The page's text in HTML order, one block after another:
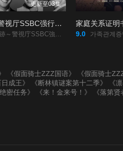
更新至03集
大追踪〜警视厅SSBC强行犯系〜第二季
警視庁SSBC強行犯係～/2/
家庭关系证明
9.0 가족관계
《假面骑士ZZZ国语》 《假面骑士
日成王》 《断林镇谜案第十二季》
《
绝密任务》 《来！金来号！》
《落第